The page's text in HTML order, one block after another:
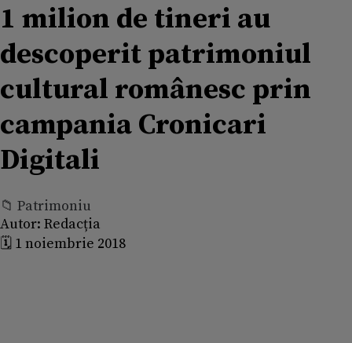
1 milion de tineri au
descoperit patrimoniul
cultural românesc prin
campania Cronicari
Digitali
📁 Patrimoniu
Autor: Redacția
🗓️ 1 noiembrie 2018